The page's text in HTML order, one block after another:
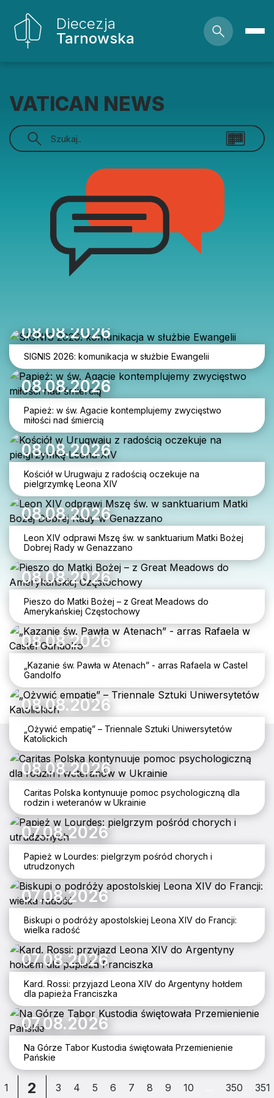
Diecezja
Tarnowska
VATICAN NEWS
08.08.2026
SIGNIS 2026: komunikacja w służbie Ewangelii
08.08.2026
Papież: w św. Agacie kontemplujemy zwycięstwo
miłości nad śmiercią
08.08.2026
Kościół w Urugwaju z radością oczekuje na
pielgrzymkę Leona XIV
08.08.2026
Leon XIV odprawi Mszę św. w sanktuarium Matki Bożej
Dobrej Rady w Genazzano
08.08.2026
Pieszo do Matki Bożej – z Great Meadows do
Amerykańskiej Częstochowy
08.08.2026
„Kazanie św. Pawła w Atenach” - arras Rafaela w Castel
Gandolfo
08.08.2026
„Ożywić empatię” – Triennale Sztuki Uniwersytetów
Katolickich
08.08.2026
Caritas Polska kontynuuje pomoc psychologiczną dla
rodzin i weteranów w Ukrainie
07.08.2026
Papież w Lourdes: pielgrzym pośród chorych i
utrudzonych
07.08.2026
Biskupi o podróży apostolskiej Leona XIV do Francji:
wielka radość
07.08.2026
Kard. Rossi: przyjazd Leona XIV do Argentyny hołdem
dla papieża Franciszka
07.08.2026
Na Górze Tabor Kustodia świętowała Przemienienie
Pańskie
1 2 3 4 5 6 7 8 9 10 350 351